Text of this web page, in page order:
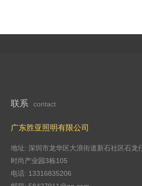
联系 contact
广东胜亚照明有限公司
地址: 深圳市龙华区大浪街道新石社区石龙
时尚产业园3栋105
电话: 13316835206